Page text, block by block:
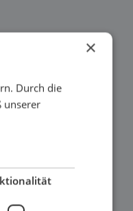
×
Durch die
unserer